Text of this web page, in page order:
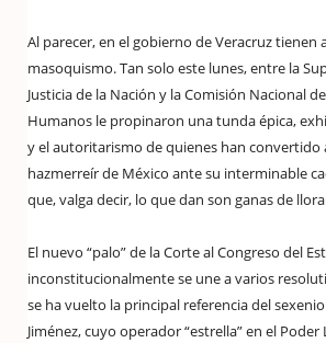
Al parecer, en el gobierno de Veracruz tienen
masoquismo. Tan solo este lunes, entre la
Justicia de la Nación y la Comisión Nacional
Humanos le propinaron una tunda épica,
y el autoritarismo de quienes han convertido
hazmerreír de México ante su interminable
que, valga decir, lo que dan son ganas de
El nuevo “palo” de la Corte al Congreso del
inconstitucionalmente se une a varios
se ha vuelto la principal referencia del
Jiménez, cuyo operador “estrella” en el Poder